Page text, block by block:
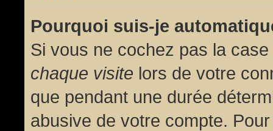
Pourquoi suis-je
Si vous ne cochez pas la case
chaque visite lors de votre
que pendant une durée
abusive de votre compte.